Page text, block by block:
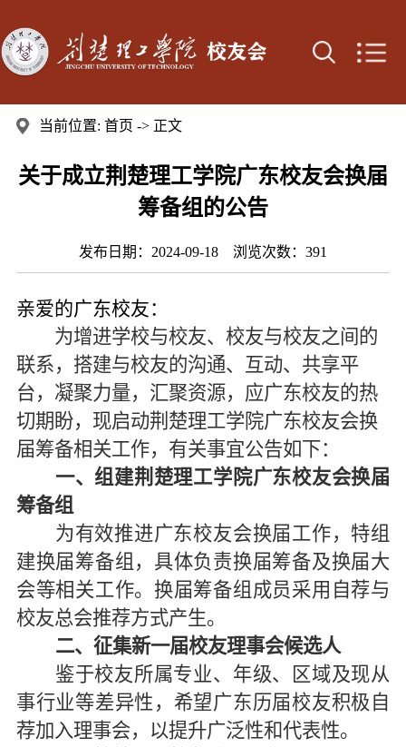
当前位置: 首页 -> 正文
关于成立荆楚理工学院广东校友会换届
筹备组的公告
发布日期：2024-09-18 浏览次数： 391
亲爱的广东校友：
为增进学校与校友、校友与校友之间的
联系，搭建与校友的沟通、互动、共享平
台，凝聚力量，汇聚资源，应广东校友的热
切期盼，现启动荆楚理工学院广东校友会换
届筹备相关工作，有关事宜公告如下：
一、组建荆楚理工学院广东校友会换届
筹备组
为有效推进广东校友会换届工作，特组
建换届筹备组，具体负责换届筹备及换届大
会等相关工作。换届筹备组成员采用自荐与
校友总会推荐方式产生。
二、征集新一届校友理事会候选人
鉴于校友所属专业、年级、区域及现从
事行业等差异性，希望广东历届校友积极自
荐加入理事会，以提升广泛性和代表性。